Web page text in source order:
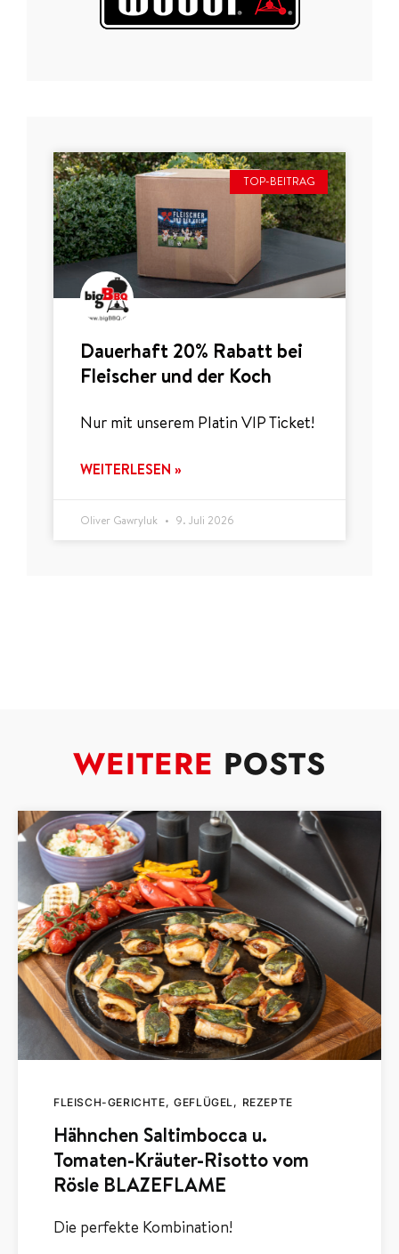
TOP-BEITRAG
Dauerhaft 20% Rabatt bei
Fleischer und der Koch
Nur mit unserem Platin VIP Ticket!
WEITERLESEN »
Oliver Gawryluk 9. Juli 2026
WEITERE POSTS
FLEISCH-GERICHTE GEFLÜGEL REZEPTE
Hähnchen Saltimbocca u.
Tomaten-Kräuter-Risotto vom
Rösle BLAZEFLAME
Die perfekte Kombination!